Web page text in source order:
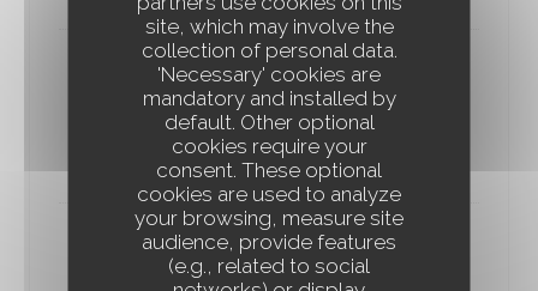
site, which may involve the
collection of personal data.
'Necessary' cookies are
mandatory and installed by
default. Other optional
cookies require your
consent. These optional
cookies are used to analyze
your browsing, measure site
audience, provide features
(e.g., related to social
Carpaccio de boeuf cuit à basse
température, mayonnaise à la truffe
d’été
13,00 EUR
Gaspacho de concombre, mousse de
chèvre frais à l’estragon